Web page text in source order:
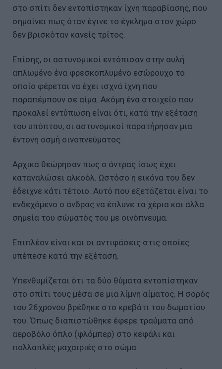
στο σπίτι δεν εντοπίστηκαν ίχνη παραβίασης, που
σημαίνει πως όταν έγινε το έγκλημα στον χώρο
δεν βρισκόταν κανείς τρίτος.
Επίσης, οι αστυνομικοί εντόπισαν στην αυλή
απλωμένο ένα φρεσκοπλυμένο εσώρουχο το
οποίο φέρεται να έχει ισχνά ίχνη που
παραπέμπουν σε αίμα. Ακόμη ένα στοιχείο που
προκαλεί εντύπωση είναι ότι, κατά την εξέταση
του υπόπτου, οι αστυνομικοί παρατήρησαν μια
έντονη οσμή οινοπνεύματος.
Αρχικά θεώρησαν πως ο άντρας ίσως έχει
καταναλώσει αλκοόλ. Ωστόσο η εικόνα του δεν
έδειχνε κάτι τέτοιο. Αυτό που εξετάζεται είναι το
ενδεχόμενο ο άνδρας να έπλυνε τα χέρια και άλλα
σημεία του σώματός του με οινόπνευμα.
Επιπλέον είναι και οι αντιφάσεις στις οποίες
υπέπεσε κατά την εξέταση.
Υπενθυμίζεται ότι τα δύο θύματα εντοπίστηκαν
στο σπίτι τους μέσα σε μια λίμνη αίματος. Η σορός
του 26χρονου βρέθηκε στο κρεβάτι του δωματίου
του. Όπως διαπιστώθηκε έφερε τραύματα από
αεροβόλο όπλο (φλόμπερ) στο κεφάλι και
πολλαπλές μαχαιριές στο σώμα.